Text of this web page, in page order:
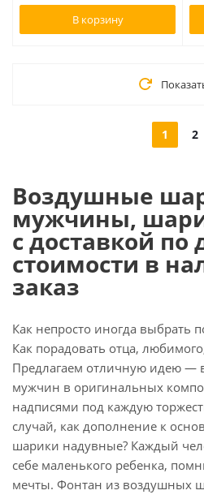
В корзину
1 2
Воздушные
мужчины,
с доставкой по
стоимости в
заказ
Как непросто иногда выбрать
Как порадовать отца,
Предлагаем отличную идею —
мужчин в оригинальных
надписями под каждую
случай, как дополнение к
шарики надувные? Каждый
себе маленького ребенка,
мечты. Фонтан из воздушных